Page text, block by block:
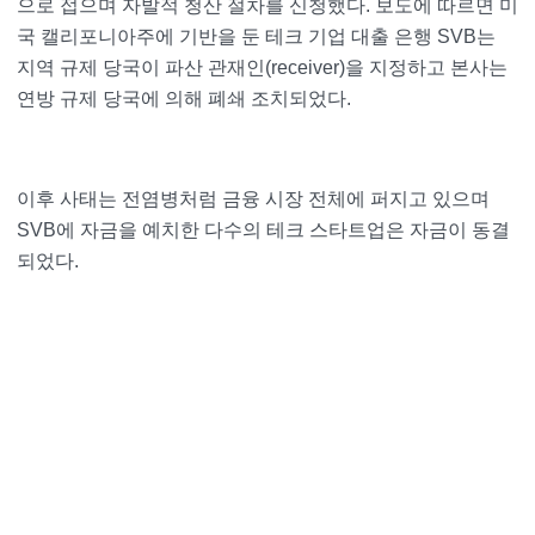
으로 접으며 자발적 청산 절차를 신청했다. 보도에 따르면 미
국 캘리포니아주에 기반을 둔 테크 기업 대출 은행 SVB는
지역 규제 당국이 파산 관재인(receiver)을 지정하고 본사는
연방 규제 당국에 의해 폐쇄 조치되었다.
이후 사태는 전염병처럼 금융 시장 전체에 퍼지고 있으며
SVB에 자금을 예치한 다수의 테크 스타트업은 자금이 동결
되었다.